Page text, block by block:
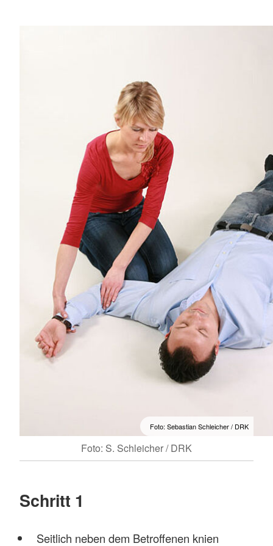
Foto: Sebastian Schleicher / DRK
Foto: S. Schleicher / DRK
Schritt 1
Seitlich neben dem Betroffenen knien